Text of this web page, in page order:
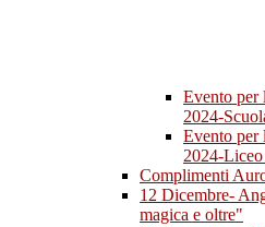
Evento per
2024-
Evento per
2024-Liceo
Complimenti
12 Dicembre-
magica e oltre"